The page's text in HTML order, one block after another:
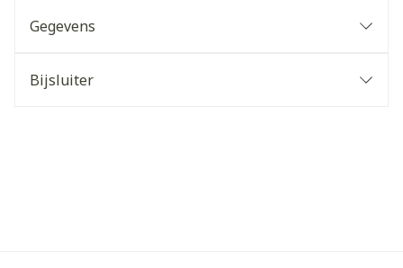
Gegevens
Bijsluiter